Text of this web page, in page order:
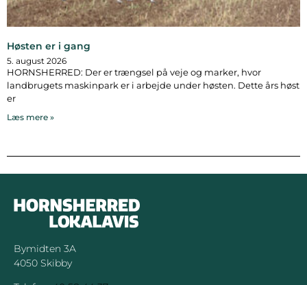
Høsten er i gang
5. august 2026
HORNSHERRED: Der er trængsel på veje og marker, hvor
landbrugets maskinpark er i arbejde under høsten. Dette års høst
er
Læs mere »
Bymidten 3A
4050 Skibby